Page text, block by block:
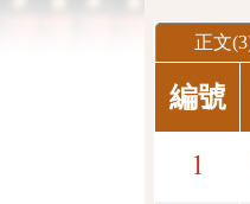
正文
編號
1